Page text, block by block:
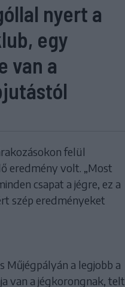
nyert a
egy
van a
felül
eredmény volt. „Most
csapat a jégre, ez a
szép eredményeket
Műjégpályán a legjobb a
van a jégkorongnak, telt